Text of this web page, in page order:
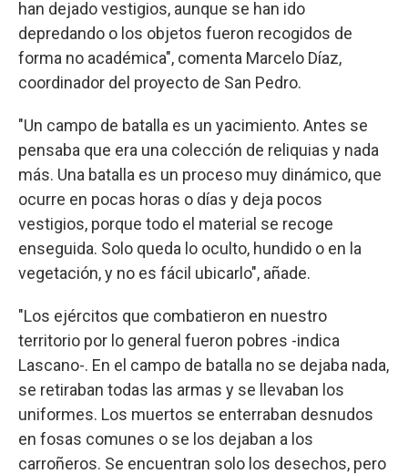
han dejado vestigios, aunque se han ido
depredando o los objetos fueron recogidos de
forma no académica", comenta Marcelo Díaz,
coordinador del proyecto de San Pedro.
"Un campo de batalla es un yacimiento. Antes se
pensaba que era una colección de reliquias y nada
más. Una batalla es un proceso muy dinámico, que
ocurre en pocas horas o días y deja pocos
vestigios, porque todo el material se recoge
enseguida. Solo queda lo oculto, hundido o en la
vegetación, y no es fácil ubicarlo", añade.
"Los ejércitos que combatieron en nuestro
territorio por lo general fueron pobres -indica
Lascano-. En el campo de batalla no se dejaba nada,
se retiraban todas las armas y se llevaban los
uniformes. Los muertos se enterraban desnudos
en fosas comunes o se los dejaban a los
carroñeros. Se encuentran solo los desechos, pero